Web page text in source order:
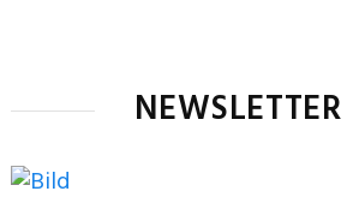
NEWSLETTER